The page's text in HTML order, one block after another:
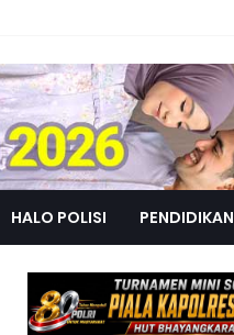
HALO POLISI PENDIDIKAN